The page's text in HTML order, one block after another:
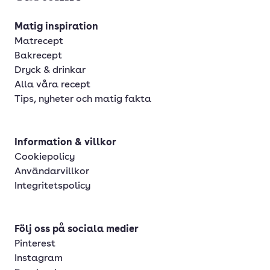
Matig inspiration
Matrecept
Bakrecept
Dryck & drinkar
Alla våra recept
Tips, nyheter och matig fakta
Information & villkor
Cookiepolicy
Användarvillkor
Integritetspolicy
Följ oss på sociala medier
Pinterest
Instagram